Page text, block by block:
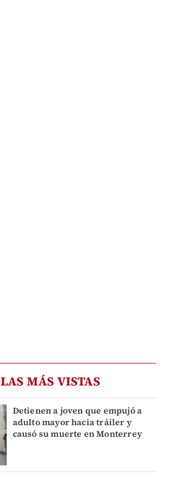
LAS MÁS VISTAS
Detienen a joven que empujó a
adulto mayor hacia tráiler y
causó su muerte en Monterrey